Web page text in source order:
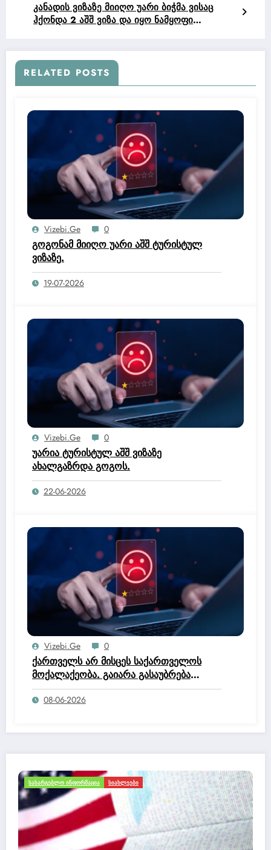
კანადის ვიზაზე მიიღო უარი ბიჭმა ვისაც
ჰქონდა 2 აშშ ვიზა და იყო ნამყოფი
RELATED POSTS
Vizebi.ge 0
გოგონამ მიიღო უარი აშშ ტურისტულ
ვიზაზე.
19-07-2026
Vizebi.ge 0
უარია ტურისტულ აშშ ვიზაზე
ახალგაზრდა გოგოს.
22-06-2026
Vizebi.ge 0
ქართველს არ მისცეს საქართველოს
მოქალაქეობა. გაიარა გასაუბრება
იუსტიციის სახლში და მოქალაქეობის
კომისია დაწერა, რომ არ ეკუთნის
08-06-2026
ᲛᲝᲒᲖᲐᲣᲠᲝᲑᲐ ᲓᲐ ᲢᲣᲠᲘᲖᲛᲘ